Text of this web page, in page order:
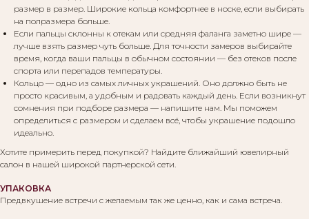
размер в размер. Широкие кольца комфортнее в носке, если выбирать
на полразмера больше.
Если пальцы склонны к отекам или средняя фаланга заметно шире —
лучше взять размер чуть больше. Для точности замеров выбирайте
время, когда ваши пальцы в обычном состоянии — без отеков после
спорта или перепадов температуры.
Кольцо — одно из самых личных украшений. Оно должно быть не
просто красивым, а удобным и радовать каждый день. Если возникнут
сомнения при подборе размера — напишите нам. Мы поможем
определиться с размером и сделаем всё, чтобы украшение подошло
идеально.
Хотите примерить перед покупкой? Найдите ближайший ювелирный
салон в нашей широкой партнерской сети.
УПАКОВКА
Предвкушение встречи с желаемым так же ценно, как и сама встреча.
Вам могут понравиться: